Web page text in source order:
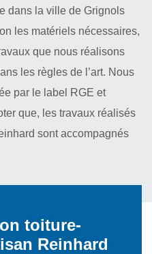
dans la ville de Grignols
les matériels nécessaires,
que nous réalisons
les règles de l’art. Nous
par le label RGE et
que, les travaux réalisés
sont accompagnés
toiture-
Reinhard